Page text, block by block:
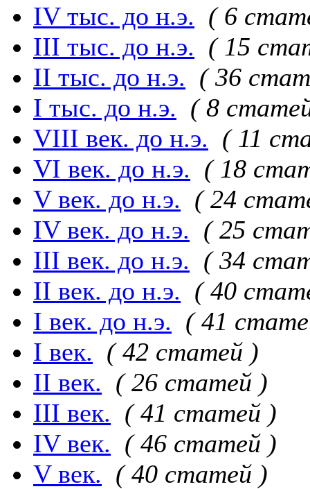
IV тыс. до н.э. ( 6
III тыс. до н.э. ( 15
II тыс. до н.э. ( 36
I тыс. до н.э. ( 8
VIII век. до н.э. ( 11
VI век. до н.э. ( 18
V век. до н.э. ( 24
IV век. до н.э. ( 25
III век. до н.э. ( 34
II век. до н.э. ( 40
I век. до н.э. ( 41
I век. ( 42 статей )
II век. ( 26 статей )
III век. ( 41 статей )
IV век. ( 46 статей )
V век. ( 40 статей )